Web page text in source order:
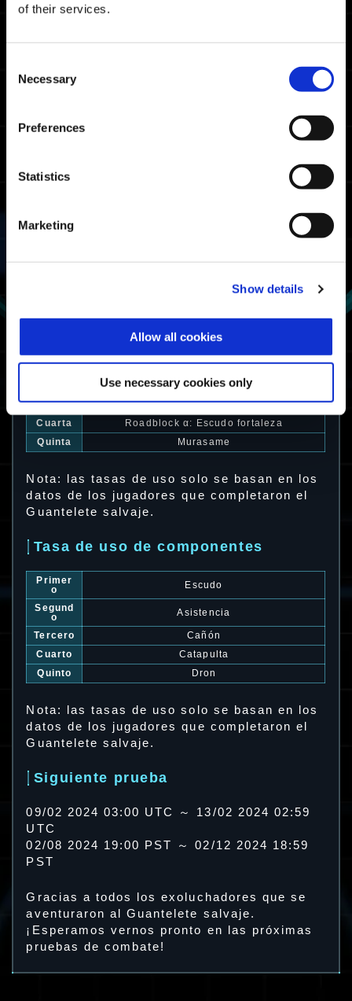
of their services.
Selection
Necessary
Preferences
Statistics
Marketing
Show details
Allow all cookies
Use necessary cookies only
Tiempos límite del rango maestro
Xbox Series X|S / Xbox
06:46.80
PlayStation🄬5/
05:57.11
05:45.09
Tiempos límite del rango luchador
PlayStation🄬5/
08:01.87
07:53.45
Tasa de uso de exoarmaduras
a
Barrage
Vigilant α: Tiradora
Tercera
SKYWAVE X-1 EMPERATRIZ
Cuarta
Roadblock α: Escudo fortaleza
Quinta
Murasame
Nota: las tasas de uso solo se basan en los
datos de los jugadores que completaron el
Guantelete salvaje.
Tasa de uso de componentes
Primer
o
Escudo
Segund
o
Asistencia
Tercero
Cañón
Cuarto
Catapulta
Quinto
Dron
Nota: las tasas de uso solo se basan en los
datos de los jugadores que completaron el
Guantelete salvaje.
Siguiente prueba
09/02 2024 03:00 UTC ～ 13/02 2024 02:59
UTC
02/08 2024 19:00 PST ～ 02/12 2024 18:59
PST
Gracias a todos los exoluchadores que se
aventuraron al Guantelete salvaje.
¡Esperamos vernos pronto en las próximas
pruebas de combate!